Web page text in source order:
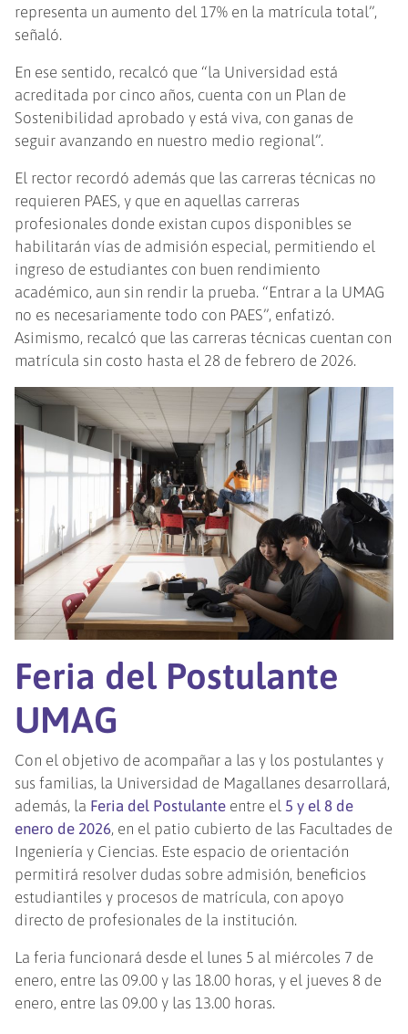
representa un aumento del 17% en la matrícula total”,
señaló.
En ese sentido, recalcó que “la Universidad está
acreditada por cinco años, cuenta con un Plan de
Sostenibilidad aprobado y está viva, con ganas de
seguir avanzando en nuestro medio regional”.
El rector recordó además que las carreras técnicas no
requieren PAES, y que en aquellas carreras
profesionales donde existan cupos disponibles se
habilitarán vías de admisión especial, permitiendo el
ingreso de estudiantes con buen rendimiento
académico, aun sin rendir la prueba. “Entrar a la UMAG
no es necesariamente todo con PAES”, enfatizó.
Asimismo, recalcó que las carreras técnicas cuentan con
matrícula sin costo hasta el 28 de febrero de 2026.
Feria del Postulante
UMAG
Con el objetivo de acompañar a las y los postulantes y
sus familias, la Universidad de Magallanes desarrollará,
además, la Feria del Postulante entre el 5 y el 8 de
enero de 2026, en el patio cubierto de las Facultades de
Ingeniería y Ciencias. Este espacio de orientación
permitirá resolver dudas sobre admisión, beneficios
estudiantiles y procesos de matrícula, con apoyo
directo de profesionales de la institución.
La feria funcionará desde el lunes 5 al miércoles 7 de
enero, entre las 09.00 y las 18.00 horas, y el jueves 8 de
enero, entre las 09.00 y las 13.00 horas.